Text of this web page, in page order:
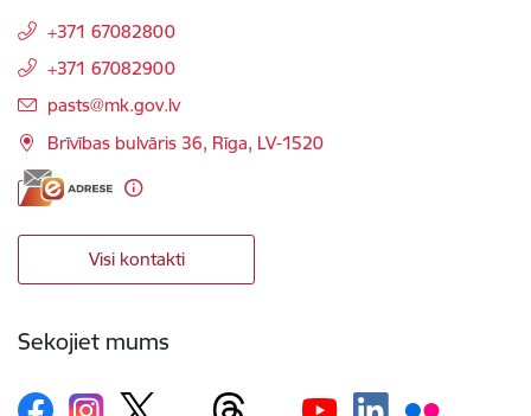
+371 67082800
+371 67082900
E-pasts:
pasts@mk.gov.lv
Brīvības bulvāris 36, Rīga, LV-1520
Visi kontakti
Sekojiet mums